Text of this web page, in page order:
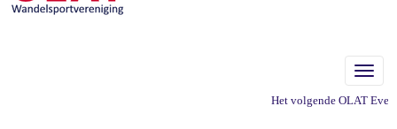
Het volgende OLAT